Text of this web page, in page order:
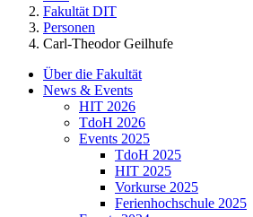
Fakultät DIT
Personen
Carl-Theodor Geilhufe
Über die Fakultät
News & Events
HIT 2026
TdoH 2026
Events 2025
TdoH 2025
HIT 2025
Vorkurse 2025
Ferienhochschule 2025